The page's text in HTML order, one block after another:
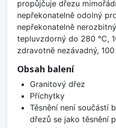
propůjčuje dřezu
nepřekonatelně odolný
nepřekonatelně
tepluvzdorný do 280 °C,
zdravotně nezávadný,
Obsah balení
Granitový dřez
Příchytky
Těsnění není součástí
dřezů se jako těsnění